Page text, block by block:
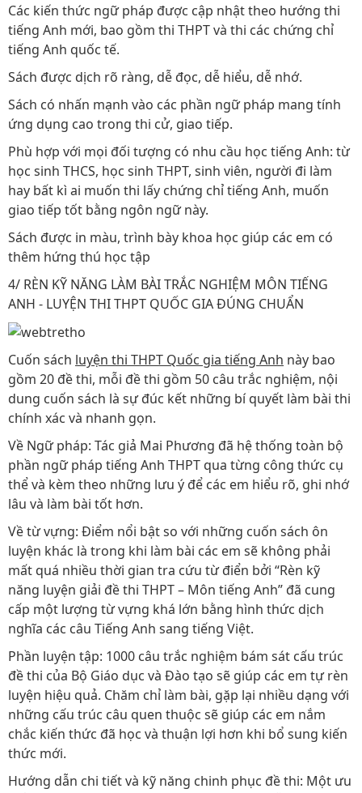
Các kiến thức ngữ pháp được cập nhật theo hướng thi
tiếng Anh mới, bao gồm thi THPT và thi các chứng chỉ
tiếng Anh quốc tế.
Sách được dịch rõ ràng, dễ đọc, dễ hiểu, dễ nhớ.
Sách có nhấn mạnh vào các phần ngữ pháp mang tính
ứng dụng cao trong thi cử, giao tiếp.
Phù hợp với mọi đối tượng có nhu cầu học tiếng Anh: từ
học sinh THCS, học sinh THPT, sinh viên, người đi làm
hay bất kì ai muốn thi lấy chứng chỉ tiếng Anh, muốn
giao tiếp tốt bằng ngôn ngữ này.
Sách được in màu, trình bày khoa học giúp các em có
thêm hứng thú học tập
4/ RÈN KỸ NĂNG LÀM BÀI TRẮC NGHIỆM MÔN TIẾNG
ANH - LUYỆN THI THPT QUỐC GIA ĐÚNG CHUẨN
Cuốn sách luyện thi THPT Quốc gia tiếng Anh này bao
gồm 20 đề thi, mỗi đề thi gồm 50 câu trắc nghiệm, nội
dung cuốn sách là sự đúc kết những bí quyết làm bài thi
chính xác và nhanh gọn.
Về Ngữ pháp: Tác giả Mai Phương đã hệ thống toàn bộ
phần ngữ pháp tiếng Anh THPT qua từng công thức cụ
thể và kèm theo những lưu ý để các em hiểu rõ, ghi nhớ
lâu và làm bài tốt hơn.
Về từ vựng: Điểm nổi bật so với những cuốn sách ôn
luyện khác là trong khi làm bài các em sẽ không phải
mất quá nhiều thời gian tra cứu từ điển bởi “Rèn kỹ
năng luyện giải đề thi THPT – Môn tiếng Anh” đã cung
cấp một lượng từ vựng khá lớn bằng hình thức dịch
nghĩa các câu Tiếng Anh sang tiếng Việt.
Phần luyện tập: 1000 câu trắc nghiệm bám sát cấu trúc
đề thi của Bộ Giáo dục và Đào tạo sẽ giúp các em tự rèn
luyện hiệu quả. Chăm chỉ làm bài, gặp lại nhiều dạng với
những cấu trúc câu quen thuộc sẽ giúp các em nắm
chắc kiến thức đã học và thuận lợi hơn khi bổ sung kiến
thức mới.
Hướng dẫn chi tiết và kỹ năng chinh phục đề thi: Một ưu